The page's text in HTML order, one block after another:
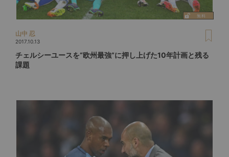
山中 忍
2017.10.13
チェルシーユースを“欧州最強”に押し上げた10年計画と残る
課題